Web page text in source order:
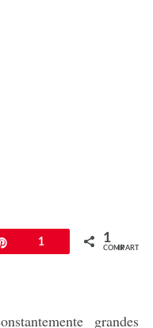
1 1
COMPARTIR
grandes